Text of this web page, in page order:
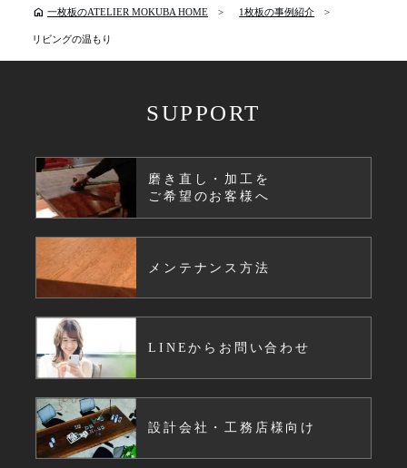
home 一枚板のATELIER MOKUBA HOME 1枚板の事例紹介
リビングの温もり
SUPPORT
磨き直し・加工を
ご希望のお客様へ
メンテナンス方法
LINEからお問い合わせ
設計会社・工務店様向け